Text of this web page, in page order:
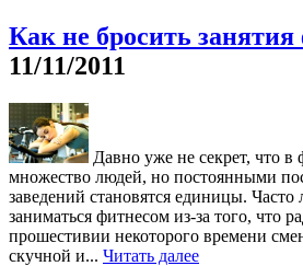
Как не бросить
11/11/2011
Давно уже не секрет, что в
множество людей, но постоянными
заведений становятся единицы.
заниматься фитнесом из-за того, что
прошестивии некоторого времени
скучной и... Читать далее